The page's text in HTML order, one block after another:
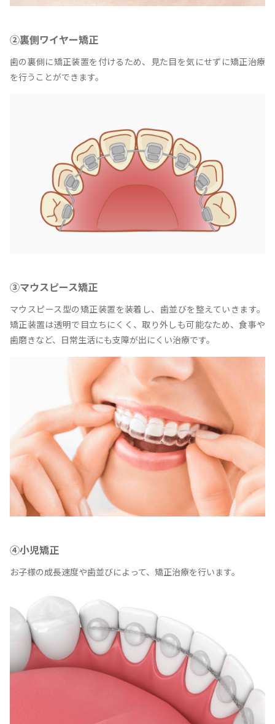
②裏側ワイヤー矯正
歯の裏側に矯正装置を付けるため、見た目を気にせずに矯正治療
を行うことができます。
③マウスピース矯正
マウスピース型の矯正装置を装着し、歯並びを整えていきます。
矯正装置は透明で目立ちにくく、取り外しも可能なため、食事や
歯磨きなど、日常生活にも支障が出にくい治療です。
④小児矯正
お子様の成長速度や歯並びによって、矯正治療を行います。